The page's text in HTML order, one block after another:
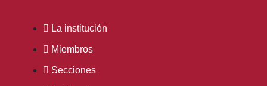
La institución
Miembros
Secciones